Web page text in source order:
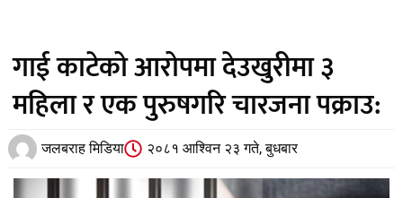
गाई काटेको आरोपमा देउखुरीमा ३
महिला र एक पुरुषगरि चारजना पक्राउ:
जलबराह मिडिया २०८१ आश्विन २३ गते, बुधबार